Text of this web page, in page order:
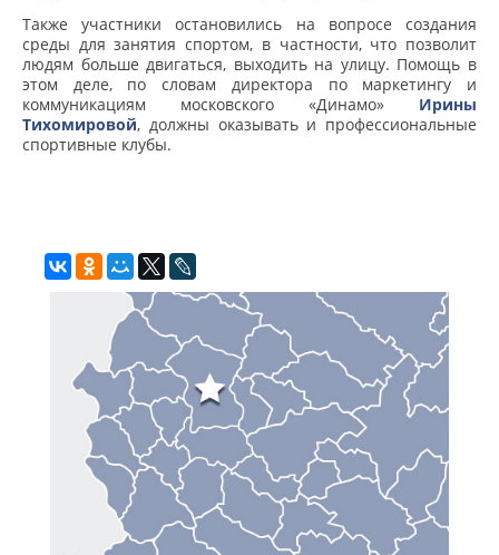
Также участники остановились на вопросе создания
среды для занятия спортом, в частности, что позволит
людям больше двигаться, выходить на улицу. Помощь в
этом деле, по словам директора по маркетингу и
коммуникациям московского «Динамо» Ирины
Тихомировой, должны оказывать и профессиональные
спортивные клубы.